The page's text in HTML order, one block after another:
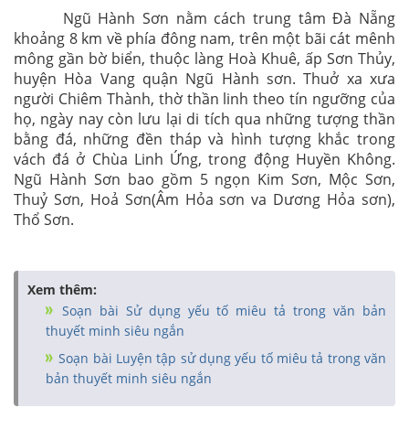
Ngũ Hành Sơn nằm cách trung tâm Đà Nẵng
khoảng 8 km về phía đông nam, trên một bãi cát mênh
mông gần bờ biển, thuộc làng Hoà Khuê, ấp Sơn Thủy,
huyện Hòa Vang quận Ngũ Hành sơn. Thuở xa xưa
người Chiêm Thành, thờ thần linh theo tín ngưỡng của
họ, ngày nay còn lưu lại di tích qua những tượng thần
bằng đá, những đền tháp và hình tượng khắc trong
vách đá ở Chùa Linh Ứng, trong động Huyền Không.
Ngũ Hành Sơn bao gồm 5 ngọn Kim Sơn, Mộc Sơn,
Thuỷ Sơn, Hoả Sơn(Âm Hỏa sơn va Dương Hỏa sơn),
Thổ Sơn.
Xem thêm:
Soạn bài Sử dụng yếu tố miêu tả trong văn bản
thuyết minh siêu ngắn
Soạn bài Luyện tập sử dụng yếu tố miêu tả trong văn
bản thuyết minh siêu ngắn